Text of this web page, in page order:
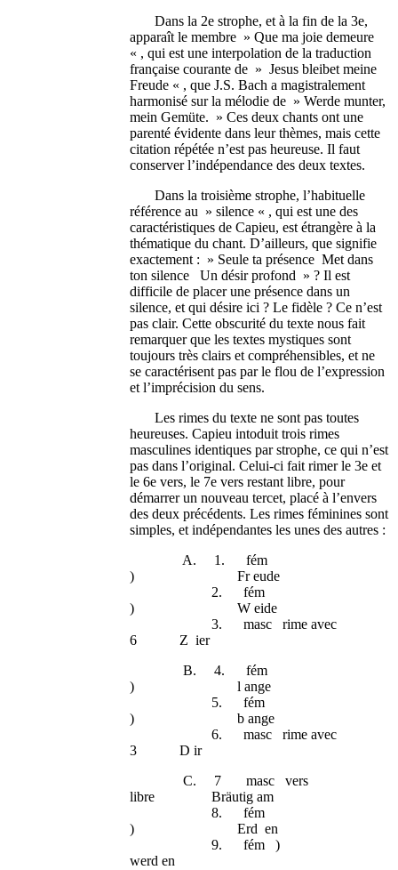
Dans la 2e strophe, et à la fin de la 3e,
apparaît le membre » Que ma joie demeure
« , qui est une interpolation de la traduction
française courante de » Jesus bleibet meine
Freude « , que J.S. Bach a magistralement
harmonisé sur la mélodie de » Werde munter,
mein Gemüte. » Ces deux chants ont une
parenté évidente dans leur thèmes, mais cette
citation répétée n’est pas heureuse. Il faut
conserver l’indépendance des deux textes.
Dans la troisième strophe, l’habituelle
référence au » silence « , qui est une des
caractéristiques de Capieu, est étrangère à la
thématique du chant. D’ailleurs, que signifie
exactement : » Seule ta présence Met dans
ton silence Un désir profond » ? Il est
difficile de placer une présence dans un
silence, et qui désire ici ? Le fidèle ? Ce n’est
pas clair. Cette obscurité du texte nous fait
remarquer que les textes mystiques sont
toujours très clairs et compréhensibles, et ne
se caractérisent pas par le flou de l’expression
et l’imprécision du sens.
Les rimes du texte ne sont pas toutes
heureuses. Capieu intoduit trois rimes
masculines identiques par strophe, ce qui n’est
pas dans l’original. Celui-ci fait rimer le 3e et
le 6e vers, le 7e vers restant libre, pour
démarrer un nouveau tercet, placé à l’envers
des deux précédents. Les rimes féminines sont
simples, et indépendantes les unes des autres :
A. 1. fém
) Fr eude
2. fém
) W eide
3. masc rime avec
6 Z ier
B. 4. fém
) l ange
5. fém
) b ange
6. masc rime avec
3 D ir
C. 7 masc vers
libre Bräutig am
8. fém
) Erd en
9. fém )
werd en